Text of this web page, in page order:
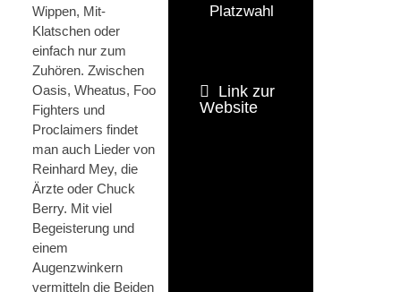
Wippen, Mit-
Klatschen oder
einfach nur zum
Zuhören. Zwischen
Oasis, Wheatus, Foo
Fighters und
Proclaimers findet
man auch Lieder von
Reinhard Mey, die
Ärzte oder Chuck
Berry. Mit viel
Begeisterung und
einem
Augenzwinkern
vermitteln die Beiden
Platzwahl
Link zur
Website